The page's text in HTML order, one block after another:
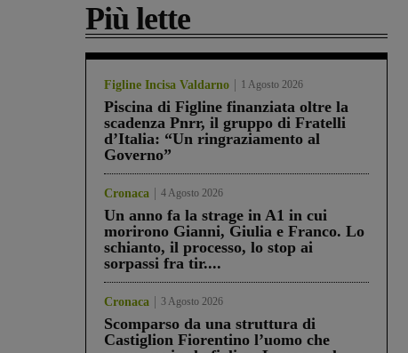
Più lette
Figline Incisa Valdarno 1 Agosto 2026
Piscina di Figline finanziata oltre la
scadenza Pnrr, il gruppo di Fratelli
d’Italia: “Un ringraziamento al
Governo”
Cronaca 4 Agosto 2026
Un anno fa la strage in A1 in cui
morirono Gianni, Giulia e Franco. Lo
schianto, il processo, lo stop ai
sorpassi fra tir....
Cronaca 3 Agosto 2026
Scomparso da una struttura di
Castiglion Fiorentino l’uomo che